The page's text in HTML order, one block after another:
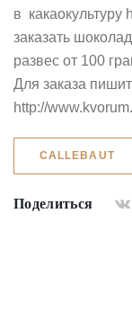
в какаокультуру
заказать
развес от 100
Для заказа
http://
CALLEBAUT
Поделиться